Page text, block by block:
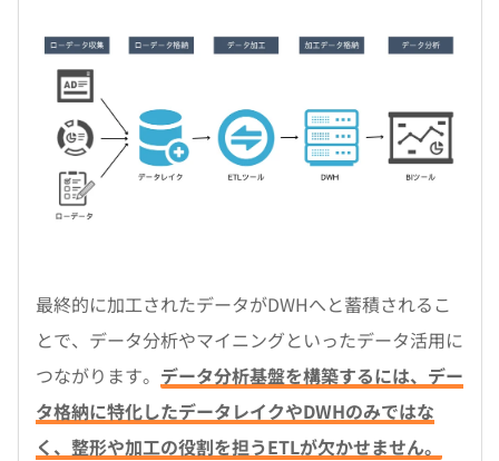
最終的に加工されたデータがDWHへと蓄積されるこ
とで、データ分析やマイニングといったデータ活用に
つながります。 データ分析基盤を構築するには、デー
タ格納に特化したデータレイクやDWHのみではな
く、整形や加工の役割を担うETLが欠かせません。